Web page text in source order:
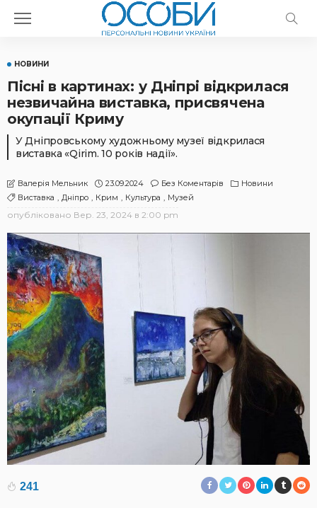
НОВИНИ
Пісні в картинах: у Дніпрі відкрилася
незвичайна виставка, присвячена
окупації Криму
У Дніпровському художньому музеї відкрилася
виставка «Qirim. 10 років надії».
Валерія Мельник 23.09.2024 Без Коментарів
Новини
Виставка
Дніпро Крим Культура Музей
опубліковано Вер. 23, 2024 в 2:00 pm
241